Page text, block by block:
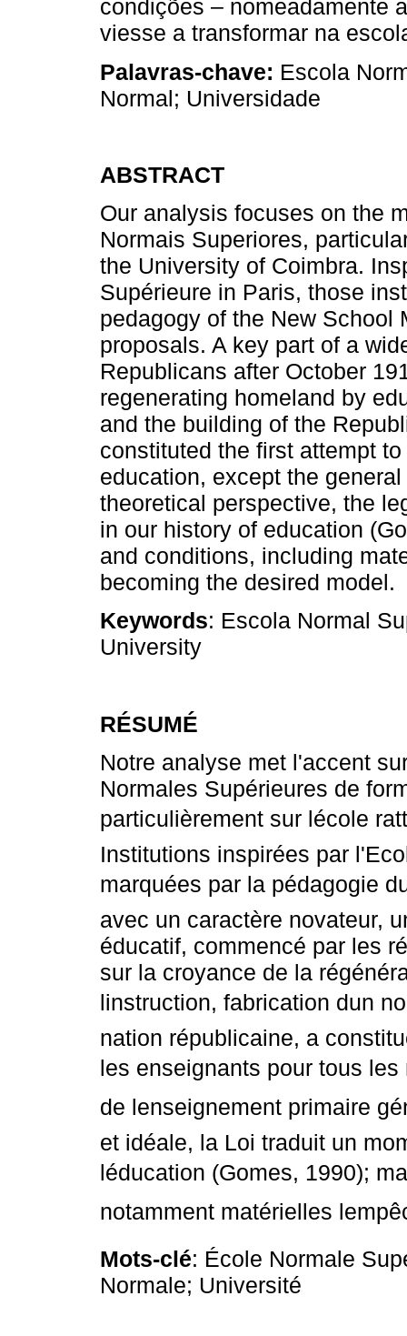
condições – nomeadamente
viesse a transformar na
Palavras-chave: Escola
Normal; Universidade
ABSTRACT
Our analysis focuses on the
Normais Superiores,
the University of Coimbra.
Supérieure in Paris, those
pedagogy of the New School
proposals. A key part of a
Republicans after October
regenerating homeland by
and the building of the
constituted the first attempt
education, except the
theoretical perspective, the
in our history of education
and conditions, including
becoming the desired model.
Keywords: Escola Normal
University
RÉSUMÉ
Notre analyse met l'accent
Normales Supérieures de
particulièrement sur lécole
Institutions inspirées par
marquées par la pédagogie
avec un caractère novateur,
éducatif, commencé par les
sur la croyance de la
linstruction, fabrication dun
nation républicaine, a
les enseignants pour tous les
de lenseignement primaire
et idéale, la Loi traduit un
léducation (Gomes, 1990);
notamment matérielles
Mots-clé: École Normale
Normale; Université